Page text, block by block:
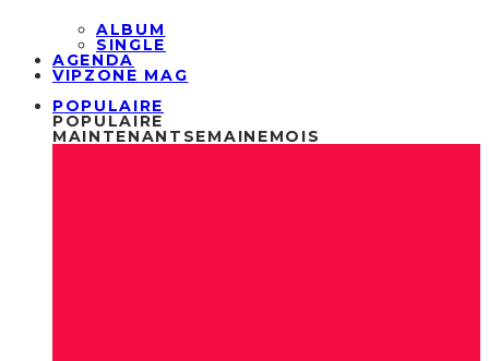
ALBUM
SINGLE
AGENDA
VIPZONE MAG
POPULAIRE
POPULAIRE
MAINTENANT SEMAINEMOIS